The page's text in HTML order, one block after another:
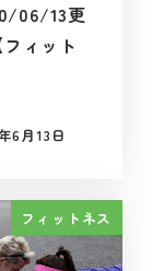
06/13更
ィット
6月13日
フィットネス